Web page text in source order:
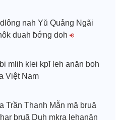
nah Yŭ Quảng Ngãi
duah ƀơ̆ng doh
mlih klei kpĭ leh anăn boh
Việt Nam
Trần Thanh Mẫn mă bruă
bruă Duh mkra lehanăn